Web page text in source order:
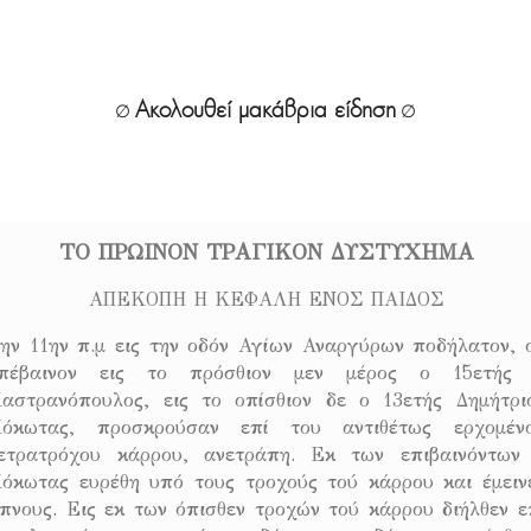
∅ Ακολουθεί μακάβρια είδηση ∅
ΤΟ ΠΡΩΙΝΟΝ ΤΡΑΓΙΚΟΝ ΔΥΣΤΥΧΗΜΑ
ΑΠΕΚΟΠΗ Η ΚΕΦΑΛΗ ΕΝΟΣ ΠΑΙΔΟΣ
11ην π.μ εις την οδόν Αγίων Αναργύρων ποδήλατον,
εις το πρόσθιον μεν μέρος ο 15ετής
εις το οπίσθιον δε ο 13ετής
προσκρούσαν επί του αντιθέτως
κάρρου, ανετράπη. Εκ των
ευρέθη υπό τους τροχούς τού κάρρου και
Εις εκ των όπισθεν τροχών τού κάρρου διήλθεν